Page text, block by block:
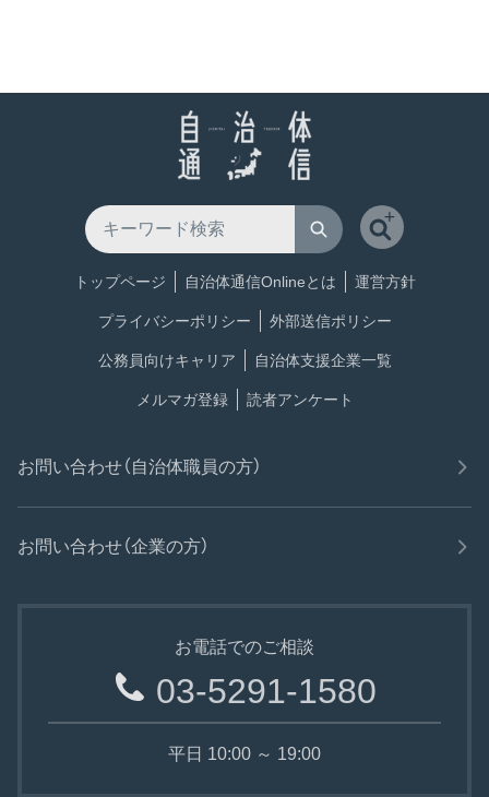
トップページ 自治体通信Onlineとは 運営方針
プライバシーポリシー 外部送信ポリシー
公務員向けキャリア 自治体支援企業一覧
メルマガ登録 読者アンケート
お問い合わせ（自治体職員の方）
お問い合わせ（企業の方）
お電話でのご相談
03-5291-1580
平日 10:00 ～ 19:00